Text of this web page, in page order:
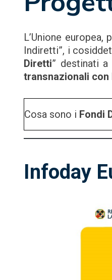
L’Unione
Indiretti”, i
Diretti” destinati
transnazionali con
Cosa sono i Fondi
Infoday